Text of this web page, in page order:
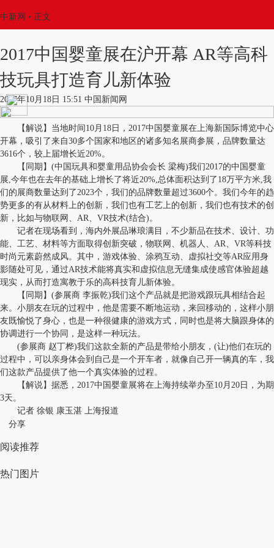
中新网 • 正文
2017中国婴童展在沪开幕 AR等高科
技玩具打造育儿新体验
2017年10月18日 15:51 中国新闻网
【解说】当地时间10月18日，2017中国婴童展在上海新国际博览中心
开幕，吸引了来自30多个国家和地区的诸多知名展商参展，品牌数量达
3616个，较上届增长近20%。
【同期】(中国玩具和婴童用品协会会长 梁梅)我们2017的中国婴童
展,今年也在去年的基础上增长了将近20%,总体面积达到了18万平方米,我
们的展商数量达到了2023个，我们的品牌数量超过3600个。我们今年的趋
势更多的有从材料上的创新，我们也有工艺上的创新，我们也有技术的创
新，比如与物联网、AR、VR技术(结合)。
记者在现场看到，海内外展品琳琅满目，不少新品在技术、设计、功
能、工艺、材料等方面取得创新突破，物联网、机器人、AR、VR等科技
时尚元素蔚然成风。其中，游戏体验、涂鸦互动、虚拟社交等AR应用身
影随处可见，通过AR技术能将真实和虚拟信息无缝集成使感官体验超越
现实，从而打造寓教于乐的高科技育儿新体验。
【同期】(参展商 李振乾)我们这个产品就是把游戏跟玩具相结合起
来。小朋友在玩的过程中，他是需要不断地运动，来回移动的，这样小朋
友既愉悦了身心，也是一种很健康的游戏方式，同时也是将大脑跟身体的
协调进行一个协同，是这样一种玩法。
(参展商 赵丁桦)我们这款全新的产品是带给小朋友，(让)他们在玩的
过程中，可以亲身体会到自己是一个开车者，就像自己开一辆真的车，我
们这款产品提供了他一个真实体验的过程。
【解说】据悉，2017中国婴童展将在上海持续举办至10月20日，为期
3天。
记者 徐银 康玉湛 上海报道
分享
阅读推荐
热门图片